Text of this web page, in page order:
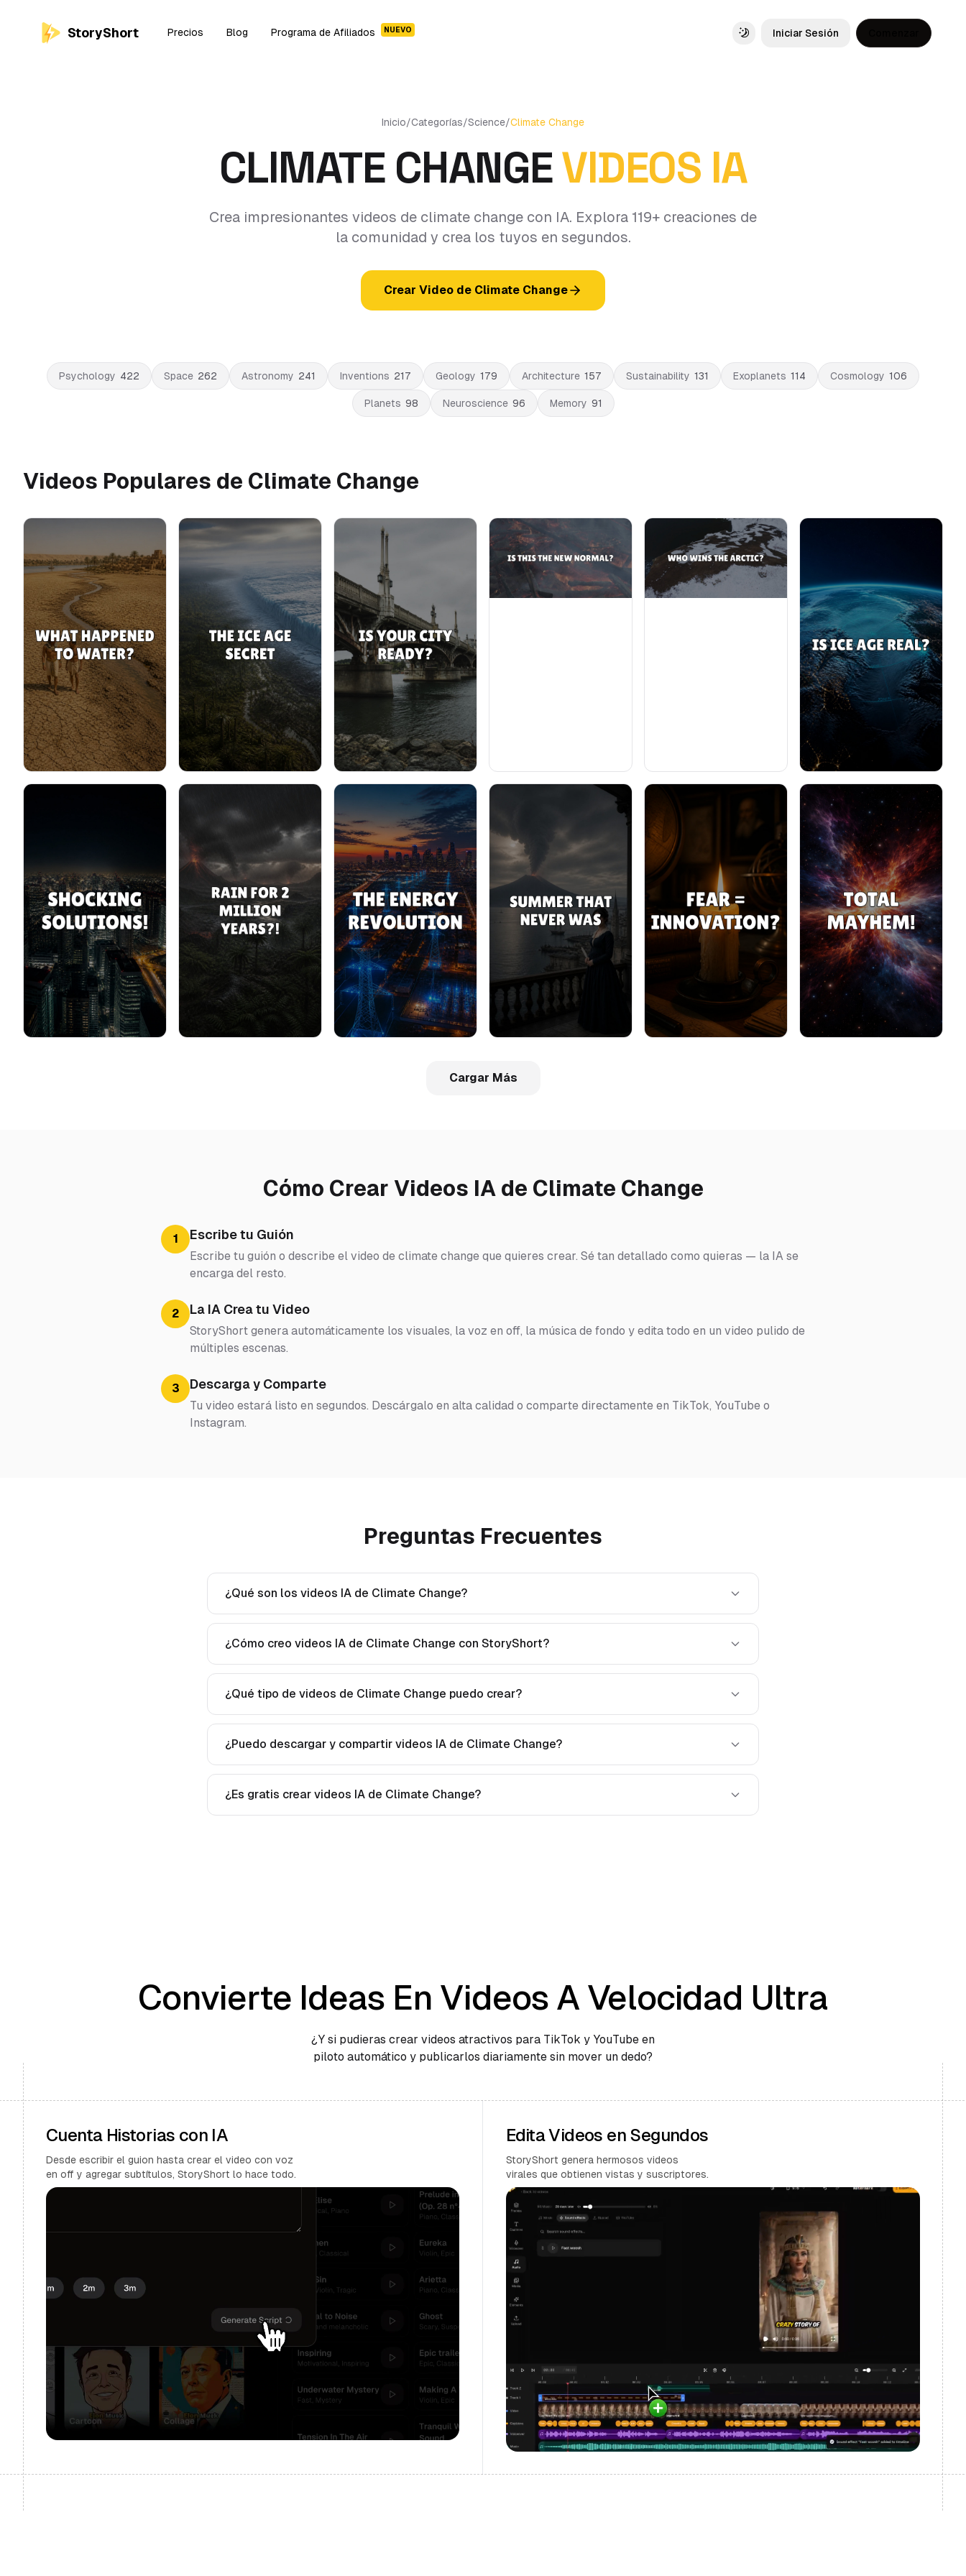
StoryShort Precios Blog Programa de Afiliados NUEVO
Toggle theme
Iniciar Sesión
Inicio/Categorías/Science/Climate Change
CLIMATE CHANGEVIDEOS IA
Crea impresionantes videos de climate change con IA. Explora 119+ creaciones de
la comunidad y crea los tuyos en segundos.
Crear Video de Climate Change
Psychology 422 Space 262 Astronomy 241 Inventions 217 Geology 179 Architecture 157 Sustainability 131 Exoplanets 114 Cosmology 106
Planets 98 Neuroscience 96 Memory 91
Videos Populares de Climate Change
Cargar Más
Cómo Crear Videos IA de Climate Change
1 Escribe tu Guión
Escribe tu guión o describe el video de climate change que quieres crear. Sé tan detallado como quieras — la IA se
encarga del resto.
2 La IA Crea tu Video
StoryShort genera automáticamente los visuales, la voz en off, la música de fondo y edita todo en un video pulido de
múltiples escenas.
3 Descarga y Comparte
Tu video estará listo en segundos. Descárgalo en alta calidad o comparte directamente en TikTok, YouTube o
Instagram.
Preguntas Frecuentes
¿Qué son los videos IA de Climate Change?
¿Cómo creo videos IA de Climate Change con StoryShort?
¿Qué tipo de videos de Climate Change puedo crear?
¿Puedo descargar y compartir videos IA de Climate Change?
¿Es gratis crear videos IA de Climate Change?
Convierte Ideas En Videos A Velocidad Ultra
¿Y si pudieras crear videos atractivos para TikTok y YouTube en
piloto automático y publicarlos diariamente sin mover un dedo?
Cuenta Historias con IA
Desde escribir el guion hasta crear el video con voz
en off y agregar subtítulos, StoryShort lo hace todo.
Edita Videos en Segundos
StoryShort genera hermosos videos
virales que obtienen vistas y suscriptores.